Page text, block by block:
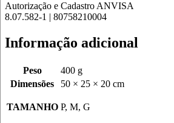
Autorização e Cadastro ANVISA
8.07.582-1 | 80758210004
Informação adicional
Peso
400 g
Dimensões
50 × 25 × 20 cm
TAMANHO P, M, G